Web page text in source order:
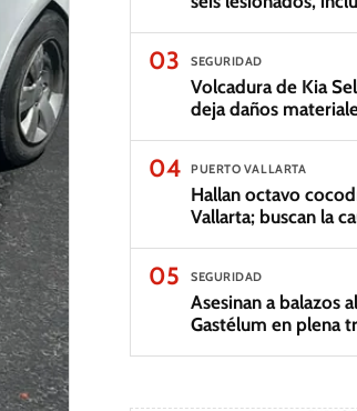
03 SEGURIDAD
Volcadura de Kia
deja daños
04 PUERTO VALLARTA
Hallan octavo
Vallarta; buscan la
05 SEGURIDAD
Asesinan a balazos
Gastélum en plena